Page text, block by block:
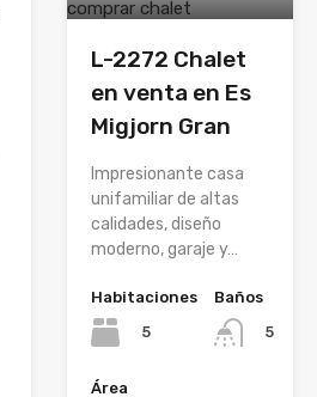
L-2272 Chalet
en venta en Es
Migjorn Gran
Impresionante casa
unifamiliar de altas
calidades, diseño
moderno, garaje y…
Habitaciones
5
Baños
5
Área